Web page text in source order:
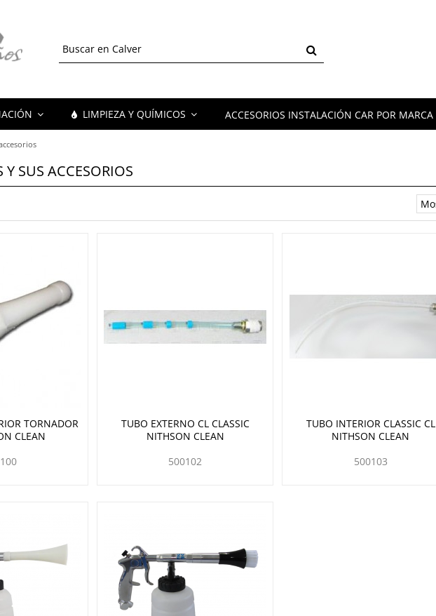
LIMPIEZA Y QUÍMICOS ACCESORIOS INSTALACIÓN CAR POR MARCA
SUS ACCESORIOS
TORNADOR
CLEAN
TUBO EXTERNO CL CLASSIC
NITHSON CLEAN
500102
TUBO INTERIOR CLASSIC CL
NITHSON CLEAN
500103